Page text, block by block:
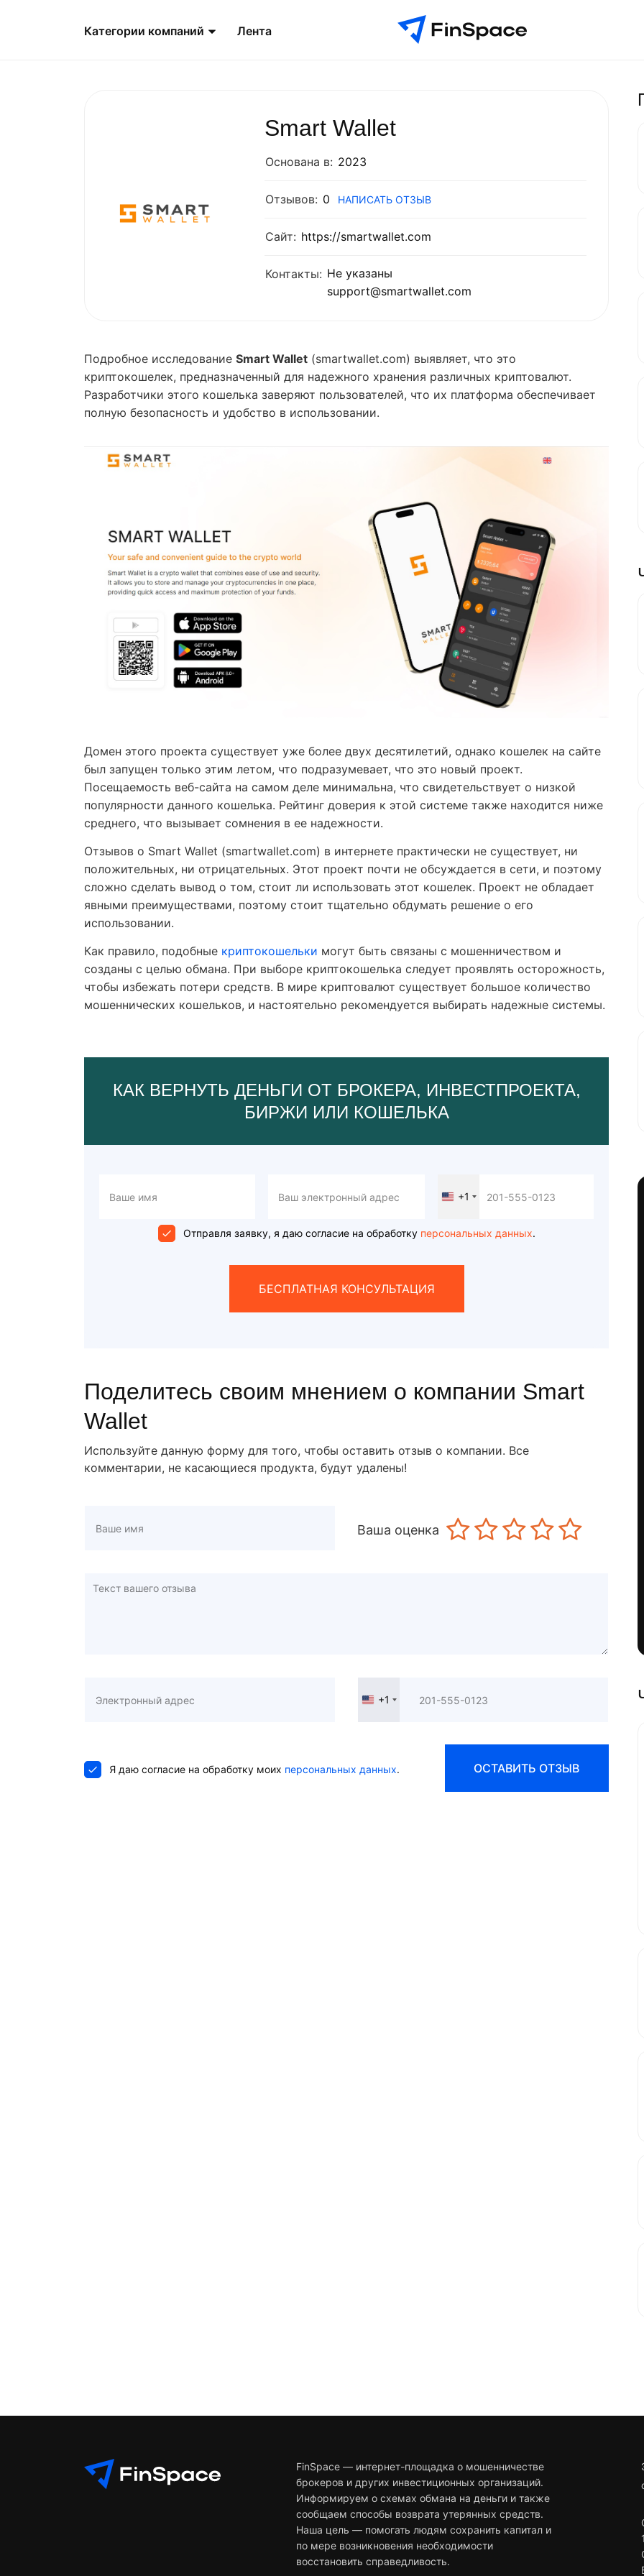
Категории компаний Лента
Smart Wallet
Основана в: 2023
Отзывов: 0 НАПИСАТЬ ОТЗЫВ
Сайт: https://smartwallet.com
Контакты: Не указаны
support@smartwallet.com
Подробное исследование Smart Wallet (smartwallet.com) выявляет, что это
криптокошелек, предназначенный для надежного хранения различных криптовалют.
Разработчики этого кошелька заверяют пользователей, что их платформа обеспечивает
полную безопасность и удобство в использовании.
Домен этого проекта существует уже более двух десятилетий, однако кошелек на сайте
был запущен только этим летом, что подразумевает, что это новый проект.
Посещаемость веб-сайта на самом деле минимальна, что свидетельствует о низкой
популярности данного кошелька. Рейтинг доверия к этой системе также находится ниже
среднего, что вызывает сомнения в ее надежности.
Отзывов о Smart Wallet (smartwallet.com) в интернете практически не существует, ни
положительных, ни отрицательных. Этот проект почти не обсуждается в сети, и поэтому
сложно сделать вывод о том, стоит ли использовать этот кошелек. Проект не обладает
явными преимуществами, поэтому стоит тщательно обдумать решение о его
использовании.
Как правило, подобные криптокошельки могут быть связаны с мошенничеством и
созданы с целью обмана. При выборе криптокошелька следует проявлять осторожность,
чтобы избежать потери средств. В мире криптовалют существует большое количество
мошеннических кошельков, и настоятельно рекомендуется выбирать надежные системы.
КАК ВЕРНУТЬ ДЕНЬГИ ОТ БРОКЕРА, ИНВЕСТПРОЕКТА,
БИРЖИ ИЛИ КОШЕЛЬКА
United
+1
+1
Отправля заявку, я даю согласие на обработкуперсональных данных.
БЕСПЛАТНАЯ КОНСУЛЬТАЦИЯ
Поделитесь своим мнением о компании Smart
Wallet
Используйте данную форму для того, чтобы оставить отзыв о компании. Все
комментарии, не касающиеся продукта, будут удалены!
Ваша оценка
United
+1
Я даю согласие на обработку моих персональных данных. ОСТАВИТЬ ОТЗЫВ
FinSpace — интернет-площадка о мошенничестве
брокеров и других инвестиционных организаций.
Информируем о схемах обмана на деньги и также
сообщаем способы возврата утерянных средств.
Наша цель — помогать людям сохранить капитал и
по мере возникновения необходимости
восстановить справедливость.